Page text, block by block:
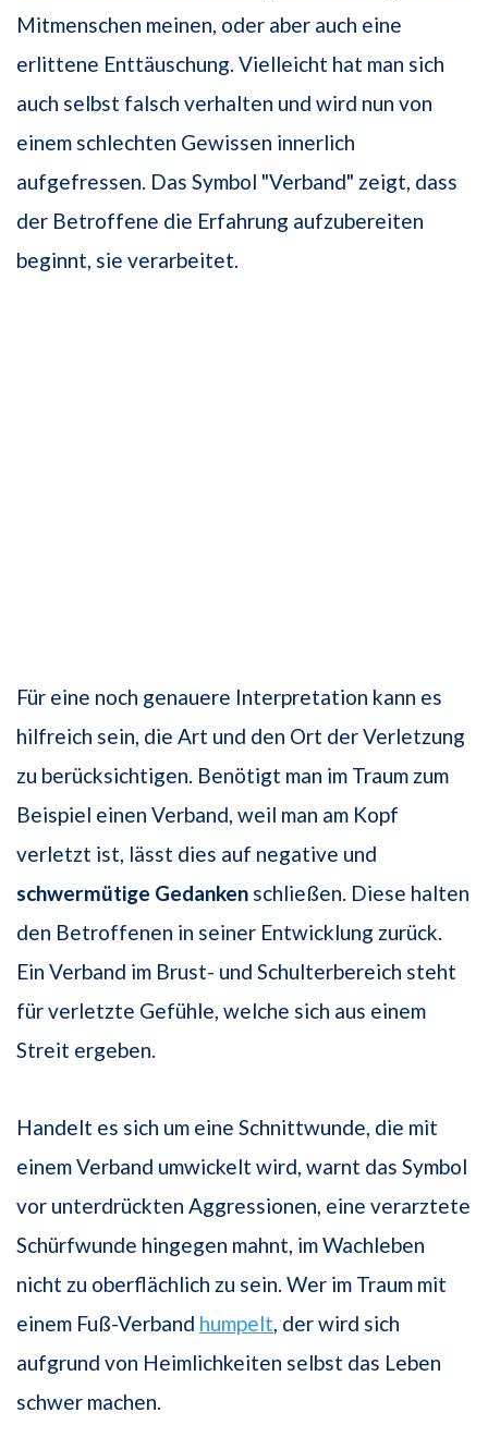
Mitmenschen meinen, oder aber auch eine
erlittene Enttäuschung. Vielleicht hat man sich
auch selbst falsch verhalten und wird nun von
einem schlechten Gewissen innerlich
aufgefressen. Das Symbol "Verband" zeigt, dass
der Betroffene die Erfahrung aufzubereiten
beginnt, sie verarbeitet.
Für eine noch genauere Interpretation kann es
hilfreich sein, die Art und den Ort der Verletzung
zu berücksichtigen. Benötigt man im Traum zum
Beispiel einen Verband, weil man am Kopf
verletzt ist, lässt dies auf negative und
schwermütige Gedanken schließen. Diese halten
den Betroffenen in seiner Entwicklung zurück.
Ein Verband im Brust- und Schulterbereich steht
für verletzte Gefühle, welche sich aus einem
Streit ergeben.
Handelt es sich um eine Schnittwunde, die mit
einem Verband umwickelt wird, warnt das Symbol
vor unterdrückten Aggressionen, eine verarztete
Schürfwunde hingegen mahnt, im Wachleben
nicht zu oberflächlich zu sein. Wer im Traum mit
einem Fuß-Verband humpelt, der wird sich
aufgrund von Heimlichkeiten selbst das Leben
schwer machen.